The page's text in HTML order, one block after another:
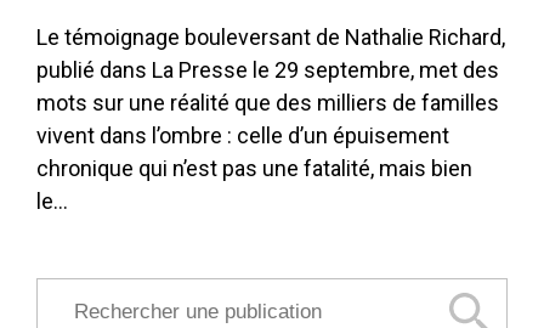
Le témoignage bouleversant de Nathalie Richard,
publié dans La Presse le 29 septembre, met des
mots sur une réalité que des milliers de familles
vivent dans l’ombre : celle d’un épuisement
chronique qui n’est pas une fatalité, mais bien
le…